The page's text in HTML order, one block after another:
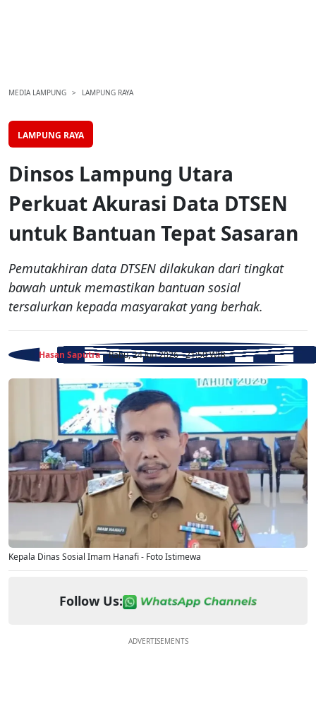
MEDIA LAMPUNG LAMPUNG RAYA
LAMPUNG RAYA
Dinsos Lampung Utara
Perkuat Akurasi Data DTSEN
untuk Bantuan Tepat Sasaran
Pemutakhiran data DTSEN dilakukan dari tingkat
bawah untuk memastikan bantuan sosial
tersalurkan kepada masyarakat yang berhak.
Hasan Saputra - Rabu, 24 Jun 2026 - 21:50 WIB
Kepala Dinas Sosial Imam Hanafi - Foto Istimewa
Follow Us:
ADVERTISEMENTS